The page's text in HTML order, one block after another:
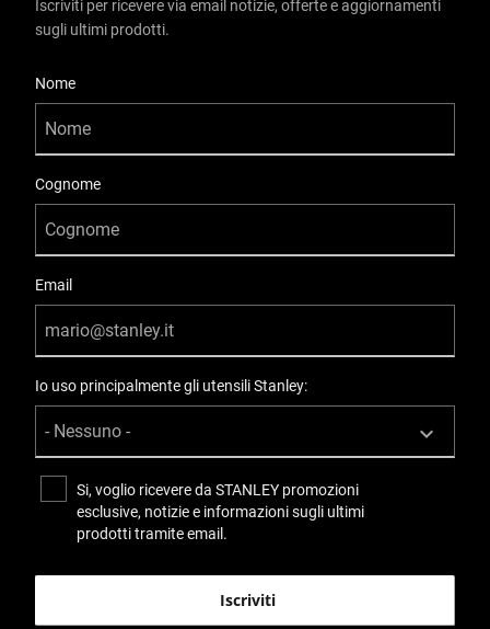
Iscriviti per ricevere via email notizie, offerte e aggiornamenti
sugli ultimi prodotti.
Nome
Cognome
Email
Io uso principalmente gli utensili Stanley:
Si, voglio ricevere da STANLEY promozioni
esclusive, notizie e informazioni sugli ultimi
prodotti tramite email.